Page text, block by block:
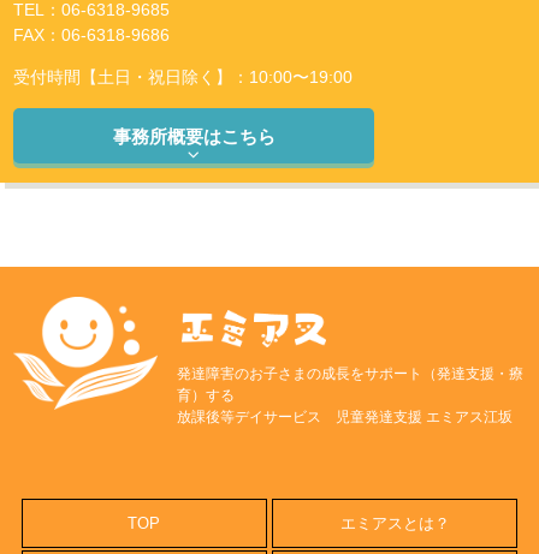
TEL：06-6318-9685
FAX：06-6318-9686
受付時間【土日・祝日除く】：10:00〜19:00
事務所概要はこちら
発達障害のお子さまの成長をサポート（発達支援・療
育）する
放課後等デイサービス 児童発達支援 エミアス江坂
TOP エミアスとは？